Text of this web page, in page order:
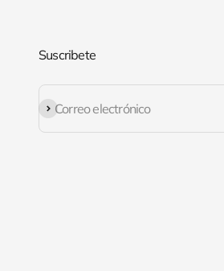
Suscribete
Correo electrónico
Suscribirse